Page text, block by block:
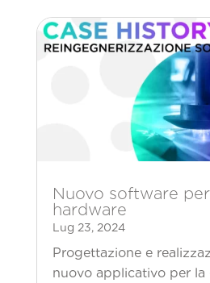
Nuovo software
hardware
Lug 23, 2024
Progettazione e
nuovo applicativo per la